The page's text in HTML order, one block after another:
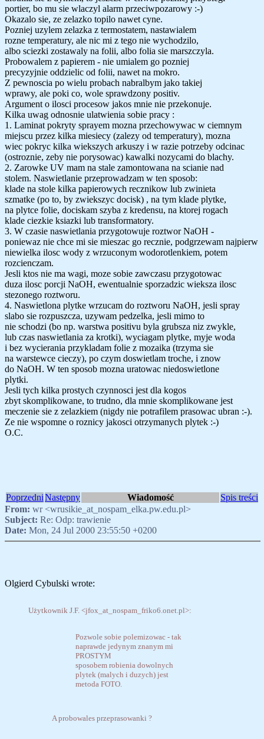
portier, bo mu sie wlaczyl alarm przeciwpozarowy :-)
Okazalo sie, ze zelazko topilo nawet cyne.
Pozniej uzylem zelazka z termostatem, nastawialem
rozne temperatury, ale nic mi z tego nie wychodzilo,
albo sciezki zostawaly na folii, albo folia sie marszczyla.
Probowalem z papierem - nie umialem go pozniej
precyzyjnie oddzielic od folii, nawet na mokro.
Z pewnoscia po wielu probach nabralbym jako takiej
wprawy, ale poki co, wole sprawdzony positiv.
Argument o ilosci procesow jakos mnie nie przekonuje.
Kilka uwag odnosnie ulatwienia sobie pracy :
1. Laminat pokryty sprayem mozna przechowywac w ciemnym
miejscu przez kilka miesiecy (zalezy od temperatury), mozna
wiec pokryc kilka wiekszych arkuszy i w razie potrzeby odcinac
(ostroznie, zeby nie porysowac) kawalki nozycami do blachy.
2. Zarowke UV mam na stale zamontowana na scianie nad
stolem. Naswietlanie przeprowadzam w ten sposob:
klade na stole kilka papierowych recznikow lub zwinieta
szmatke (po to, by zwiekszyc docisk) , na tym klade plytke,
na plytce folie, dociskam szyba z kredensu, na ktorej rogach
klade ciezkie ksiazki lub transformatory.
3. W czasie naswietlania przygotowuje roztwor NaOH -
poniewaz nie chce mi sie mieszac go recznie, podgrzewam najpierw
niewielka ilosc wody z wrzuconym wodorotlenkiem, potem
rozcienczam.
Jesli ktos nie ma wagi, moze sobie zawczasu przygotowac
duza ilosc porcji NaOH, ewentualnie sporzadzic wieksza ilosc
stezonego roztworu.
4. Naswietlona plytke wrzucam do roztworu NaOH, jesli spray
slabo sie rozpuszcza, uzywam pedzelka, jesli mimo to
nie schodzi (bo np. warstwa positivu byla grubsza niz zwykle,
lub czas naswietlania za krotki), wyciagam plytke, myje woda
i bez wycierania przykladam folie z mozaika (trzyma sie
na warstewce cieczy), po czym doswietlam troche, i znow
do NaOH. W ten sposob mozna uratowac niedoswietlone
plytki.
Jesli tych kilka prostych czynnosci jest dla kogos
zbyt skomplikowane, to trudno, dla mnie skomplikowane jest
meczenie sie z zelazkiem (nigdy nie potrafilem prasowac ubran :-).
Ze nie wspomne o roznicy jakosci otrzymanych plytek :-)
O.C.
PoprzedniNastępny Wiadomość
Spis treści
From: wr <wrusikie_at_nospam_elka.pw.edu.pl>
Subject: Re: Odp: trawienie
Date: Mon, 24 Jul 2000 23:55:50 +0200
Olgierd Cybulski wrote:
Użytkownik J.F. <jfox_at_nospam_friko6.onet.pl>:
Pozwole sobie polemizowac - tak
naprawde jedynym znanym mi
PROSTYM
sposobem robienia dowolnych
plytek (malych i duzych) jest
metoda FOTO.
A probowales przeprasowanki ?